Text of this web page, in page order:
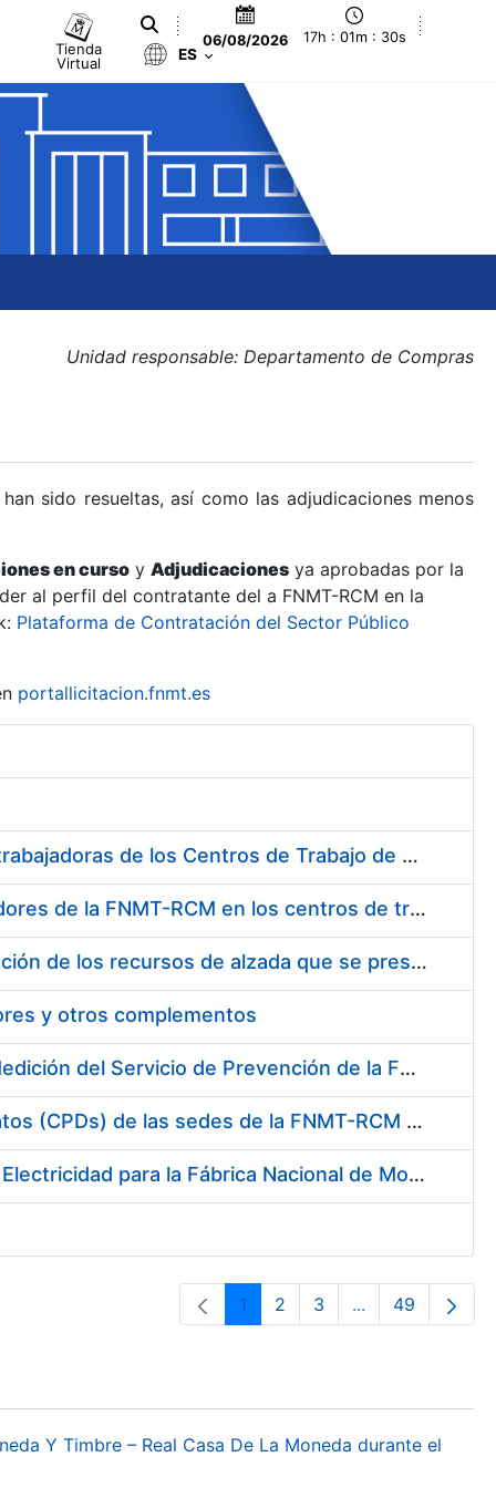
Tienda
Virtual
06/08/2026 17h : 01m : 30s
ES
Unidad responsable: Departamento de Compras
sido resueltas, así como las adjudicaciones menos
en curso y Adjudicaciones ya aprobadas por la
al perfil del contratante del a FNMT-RCM en la
Plataforma de Contratación del Sector Público
portallicitacion.fnmt.es
Suministro de Protectores Auditivos a medida para las personas trabajadoras de los Centros de Trabajo de Madrid y Burgos
Suministro de gafas graduadas antiproyecciones para los trabajadores de la FNMT-RCM en los centros de trabajo de Madrid y Burgos
Servicios de una empresa externa para el asesoramiento y resolución de los recursos de alzada que se presentan relacionados con procesos de selección para la FNMT-RCM
y otros complementos
Servicio de Calibración y Verificación Externa de los Equipos de Medición del Servicio de Prevención de la FNMT-RCM
Conexión mediante Fibra Óptica de los Centros de Proceso de Datos (CPDs) de las sedes de la FNMT-RCM de Burgos y Madrid
Contratación de acuerdo marco para el Suministro de Material de Electricidad para la Fábrica Nacional de Moneda y Timbre-Real Casa de la Moneda en su centro de trabajo de Burgos
Página
1 Página
2 Página
3 ...PáginasPágina
49
Y Timbre – Real Casa De La Moneda durante el